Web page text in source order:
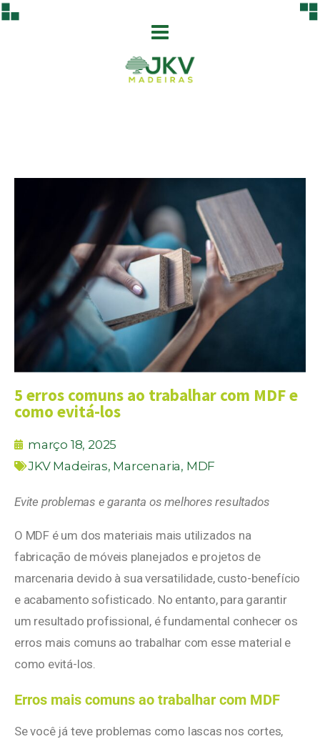
5 erros comuns ao trabalhar com MDF e
como evitá-los
março 18, 2025
JKV Madeiras, Marcenaria, MDF
Evite problemas e garanta os melhores resultados
O MDF é um dos materiais mais utilizados na
fabricação de móveis planejados e projetos de
marcenaria devido à sua versatilidade, custo-benefício
e acabamento sofisticado. No entanto, para garantir
um resultado profissional, é fundamental conhecer os
erros mais comuns ao trabalhar com esse material e
como evitá-los.
Erros mais comuns ao trabalhar com MDF
Se você já teve problemas como lascas nos cortes,